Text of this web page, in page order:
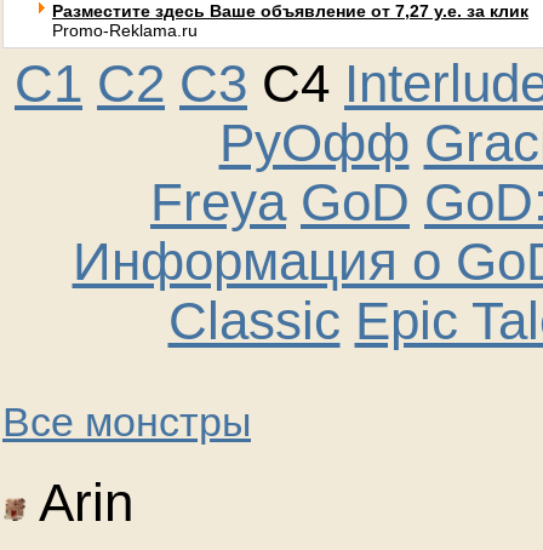
Разместите здесь Ваше объявление от 7,27 у.е. за клик
Promo-Reklama.ru
C1 C2 C3 C4
РуОфф
Freya GoD
Информация о
Classic Epic
Все монстры
Arin